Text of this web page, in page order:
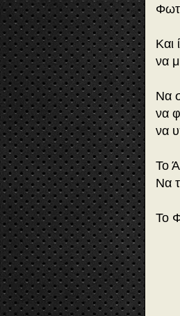
Και
να
Να
να
να
Το
Να
Το